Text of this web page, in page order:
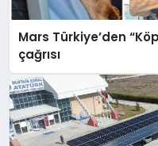
Mars Türkiye’den
çağrısı